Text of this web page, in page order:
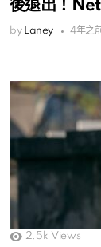
後退出！
by Laney 4年之
2.5k Views